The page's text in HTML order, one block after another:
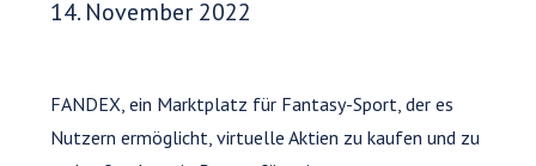
Veröffentlichungsdatum:
14. November 2022
FANDEX, ein Marktplatz für Fantasy-Sport, der es
Nutzern ermöglicht, virtuelle Aktien zu kaufen und zu